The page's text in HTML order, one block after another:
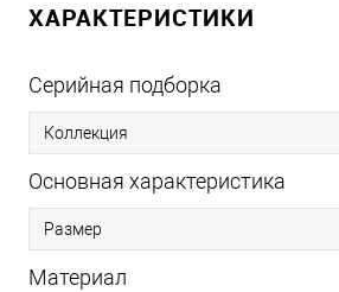
ХАРАКТЕРИСТИКИ
Серийная подборка
Коллекция
Основная характеристика
Размер
Материал